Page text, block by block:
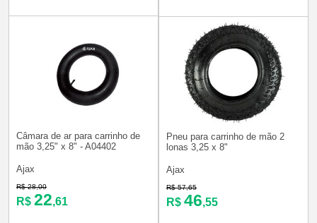
Câmara de ar para carrinho de
mão 3,25" x 8" - A04402
Ajax
R$ 28,00
R$ 22,61
Pneu para carrinho de mão 2
lonas 3,25 x 8"
Ajax
R$ 57,65
R$ 46,55